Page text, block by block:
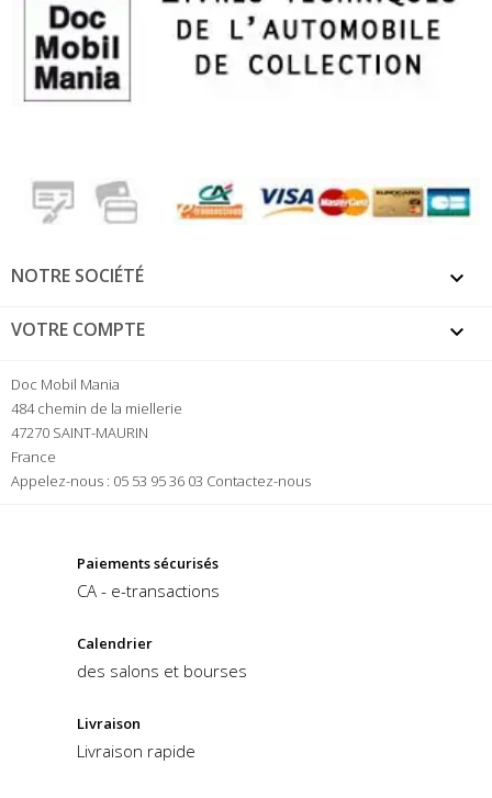
NOTRE SOCIÉTÉ 
VOTRE COMPTE 
Doc Mobil Mania
484 chemin de la miellerie
47270 SAINT-MAURIN
France
Appelez-nous : 05 53 95 36 03 Contactez-nous
Paiements sécurisés
CA - e-transactions
Calendrier
des salons et bourses
Livraison
Livraison rapide